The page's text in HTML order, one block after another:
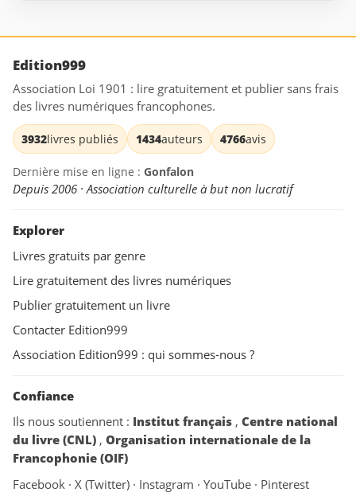
Edition999
Association Loi 1901 : lire gratuitement et publier sans frais
des livres numériques francophones.
3932livres publiés 1434auteurs 4766avis
Dernière mise en ligne : Gonfalon
Depuis 2006 · Association culturelle à but non lucratif
Explorer
Livres gratuits par genre
Lire gratuitement des livres numériques
Publier gratuitement un livre
Contacter Edition999
Association Edition999 : qui sommes-nous ?
Confiance
Ils nous soutiennent : Institut français , Centre national
du livre (CNL) , Organisation internationale de la
Francophonie (OIF)
Facebook · X (Twitter) · Instagram · YouTube · Pinterest